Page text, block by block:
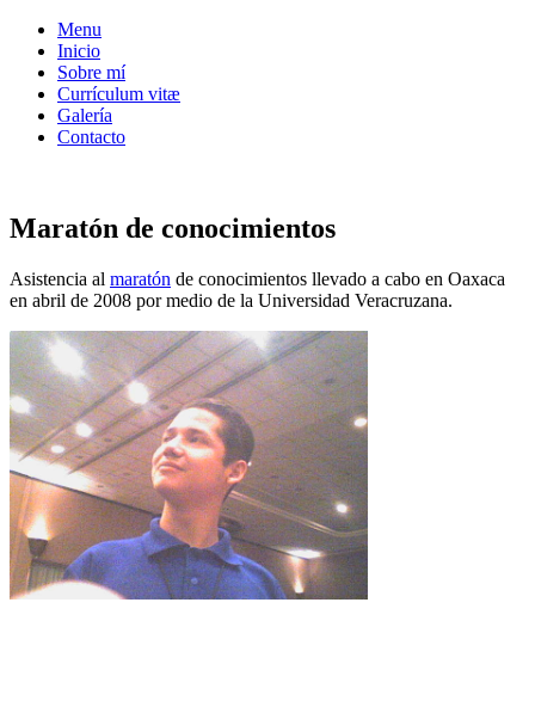
Menu
Inicio
Sobre mí
Currículum vitæ
Galería
Contacto
Maratón de conocimientos
Asistencia al maratón de conocimientos llevado a cabo en Oaxaca
en abril de 2008 por medio de la Universidad Veracruzana.